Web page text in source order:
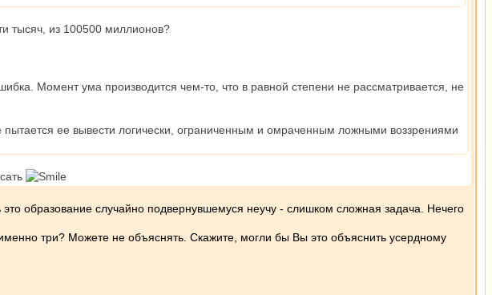
тысяч, из 100500 миллионов?
Момент ума производится чем-то, что в равной степени не рассматривается, не
ее вывести логически, ограниченным и омраченным ложными воззрениями
образование случайно подвернувшемуся неучу - слишком сложная задача. Нечего
три? Можете не объяснять. Скажите, могли бы Вы это объяснить усердному